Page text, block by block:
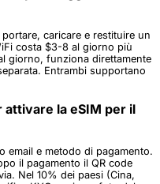
caricare e restituire un
costa $3-8 al giorno più
giorno, funziona direttamente
Entrambi supportano
la eSIM per il
email e metodo di pagamento.
il pagamento il QR code
Nel 10% dei paesi (Cina,